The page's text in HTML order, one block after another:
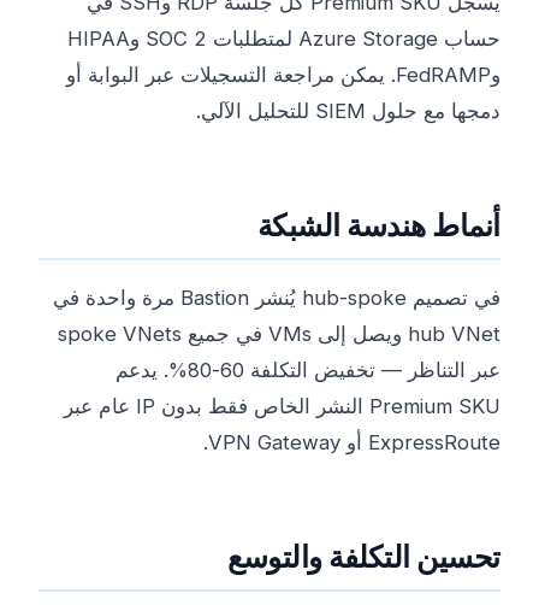
حساب Azure Storage لمتطلبات SOC 2 وHIPAA
وFedRAMP. يمكن مراجعة التسجيلات عبر البوابة أو
دمجها مع حلول SIEM للتحليل الآلي.
أنماط هندسة الشبكة
في تصميم hub-spoke يُنشر Bastion مرة واحدة في
hub VNet ويصل إلى VMs في جميع spoke VNets
عبر التناظر — تخفيض التكلفة 60-80%. يدعم
Premium SKU النشر الخاص فقط بدون IP عام عبر
ExpressRoute أو VPN Gateway.
تحسين التكلفة والتوسع